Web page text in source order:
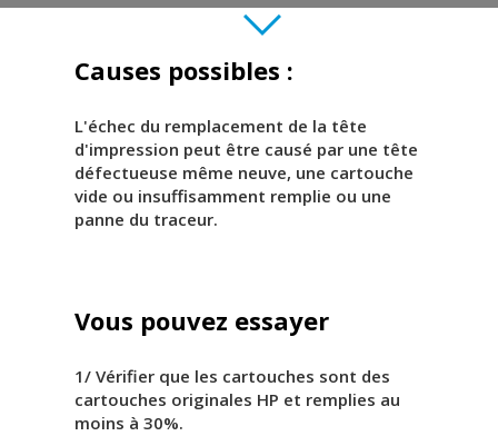
Causes possibles :
L'échec du remplacement de la tête
d'impression peut être causé par une tête
défectueuse même neuve, une cartouche
vide ou insuffisamment remplie ou une
panne du traceur.
Vous pouvez essayer
1/ Vérifier que les cartouches sont des
cartouches originales HP et remplies au
moins à 30%.